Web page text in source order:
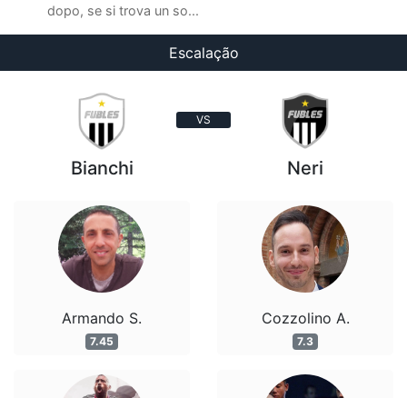
dopo, se si trova un so...
Escalação
VS
Bianchi
Armando S.
7.45
Neri
Cozzolino A.
7.3